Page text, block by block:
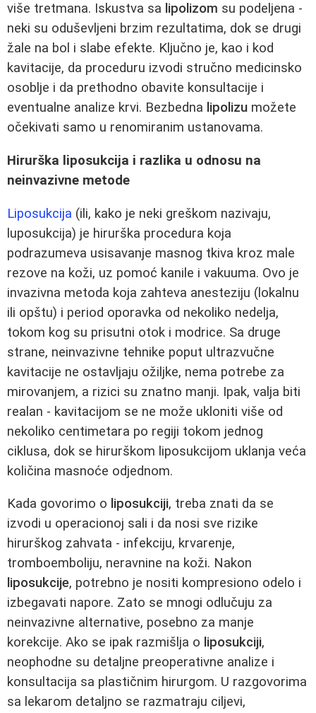
više tretmana. Iskustva sa lipolizom su podeljena -
neki su oduševljeni brzim rezultatima, dok se drugi
žale na bol i slabe efekte. Ključno je, kao i kod
kavitacije, da proceduru izvodi stručno medicinsko
osoblje i da prethodno obavite konsultacije i
eventualne analize krvi. Bezbedna lipolizu možete
očekivati samo u renomiranim ustanovama.
Hirurška liposukcija i razlika u odnosu na
neinvazivne metode
Liposukcija (ili, kako je neki greškom nazivaju,
luposukcija) je hirurška procedura koja
podrazumeva usisavanje masnog tkiva kroz male
rezove na koži, uz pomoć kanile i vakuuma. Ovo je
invazivna metoda koja zahteva anesteziju (lokalnu
ili opštu) i period oporavka od nekoliko nedelja,
tokom kog su prisutni otok i modrice. Sa druge
strane, neinvazivne tehnike poput ultrazvučne
kavitacije ne ostavljaju ožiljke, nema potrebe za
mirovanjem, a rizici su znatno manji. Ipak, valja biti
realan - kavitacijom se ne može ukloniti više od
nekoliko centimetara po regiji tokom jednog
ciklusa, dok se hirurškom liposukcijom uklanja veća
količina masnoće odjednom.
Kada govorimo o liposukciji, treba znati da se
izvodi u operacionoj sali i da nosi sve rizike
hirurškog zahvata - infekciju, krvarenje,
tromboemboliju, neravnine na koži. Nakon
liposukcije, potrebno je nositi kompresiono odelo i
izbegavati napore. Zato se mnogi odlučuju za
neinvazivne alternative, posebno za manje
korekcije. Ako se ipak razmišlja o liposukciji,
neophodne su detaljne preoperativne analize i
konsultacija sa plastičnim hirurgom. U razgovorima
sa lekarom detaljno se razmatraju ciljevi,